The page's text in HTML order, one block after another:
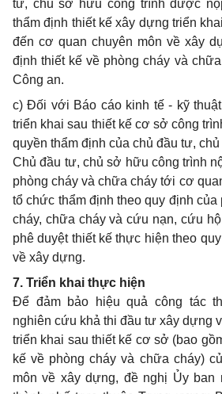
tư, chủ sở hữu công trình được
thẩm định thiết kế xây dựng triển
đến cơ quan chuyên môn về xây
định thiết kế về phòng cháy và
Công an.
c)Đối với Báo cáo kinh tế - kỹ
triển khai sau thiết kế cơ sở công
quyền thẩm định của chủ đầu tư,
Chủ đầu tư, chủ sở hữu công trình
phòng cháy và chữa cháy tới cơ
tổ chức thẩm định theo quy định của
cháy, chữa cháy và cứu nạn, cứu
phê duyệt thiết kế thực hiện theo
về xây dựng.
7. Triển khai thực hiện
Để đảm bảo hiệu quả công tác
nghiên cứu khả thi đầu tư xây dựng
triển khai sau thiết kế cơ sở (bao
kế về phòng cháy và chữa cháy)
môn về xây dựng, đề nghị Ủy ban